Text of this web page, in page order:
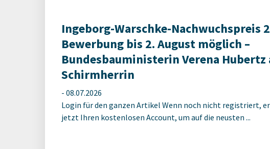
Ingeborg-Warschke-Nachwuchspreis
Bewerbung bis 2. August möglich –
Bundesbauministerin Verena Hubertz
Schirmherrin
- 08.07.2026
Login für den ganzen Artikel Wenn noch nicht registriert,
jetzt Ihren kostenlosen Account, um auf die neusten ...